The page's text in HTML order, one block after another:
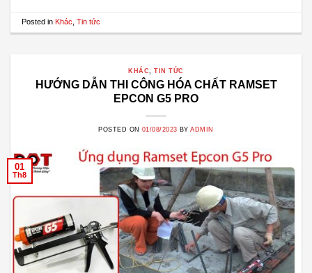
Posted in Khác Tin tức
KHÁC,TIN TỨC
HƯỚNG DẪN THI CÔNG HÓA CHẤT RAMSET
EPCON G5 PRO
POSTED ON 01/08/2023 BYADMIN
01
Th8